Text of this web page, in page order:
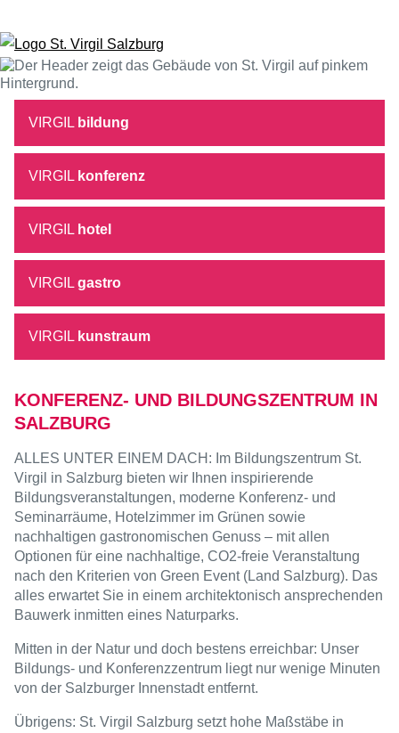
VIRGIL bildung
VIRGIL konferenz
VIRGIL hotel
VIRGIL gastro
VIRGIL kunstraum
KONFERENZ- UND BILDUNGSZENTRUM IN
SALZBURG
ALLES UNTER EINEM DACH: Im Bildungszentrum St.
Virgil in Salzburg bieten wir Ihnen inspirierende
Bildungsveranstaltungen, moderne Konferenz- und
Seminarräume, Hotelzimmer im Grünen sowie
nachhaltigen gastronomischen Genuss – mit allen
Optionen für eine nachhaltige, CO2-freie Veranstaltung
nach den Kriterien von Green Event (Land Salzburg). Das
alles erwartet Sie in einem architektonisch ansprechenden
Bauwerk inmitten eines Naturparks.
Mitten in der Natur und doch bestens erreichbar: Unser
Bildungs- und Konferenzzentrum liegt nur wenige Minuten
von der Salzburger Innenstadt entfernt.
Übrigens: St. Virgil Salzburg setzt hohe Maßstäbe in